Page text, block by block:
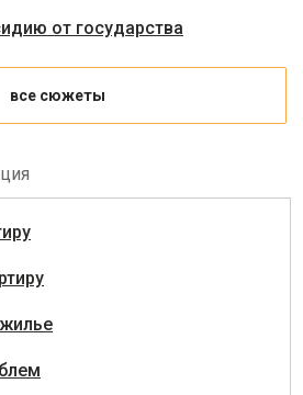
от государства
все сюжеты